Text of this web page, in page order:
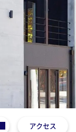
アクセス